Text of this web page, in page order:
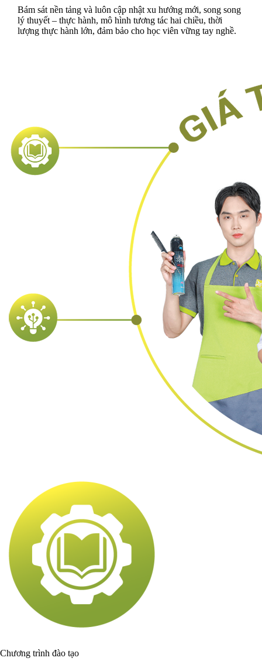
Bám sát nền tảng và luôn cập nhật xu hướng mới, song song
lý thuyết – thực hành, mô hình tương tác hai chiều, thời
lượng thực hành lớn, đảm bảo cho học viên vững tay nghề.
Chương trình đào tạo